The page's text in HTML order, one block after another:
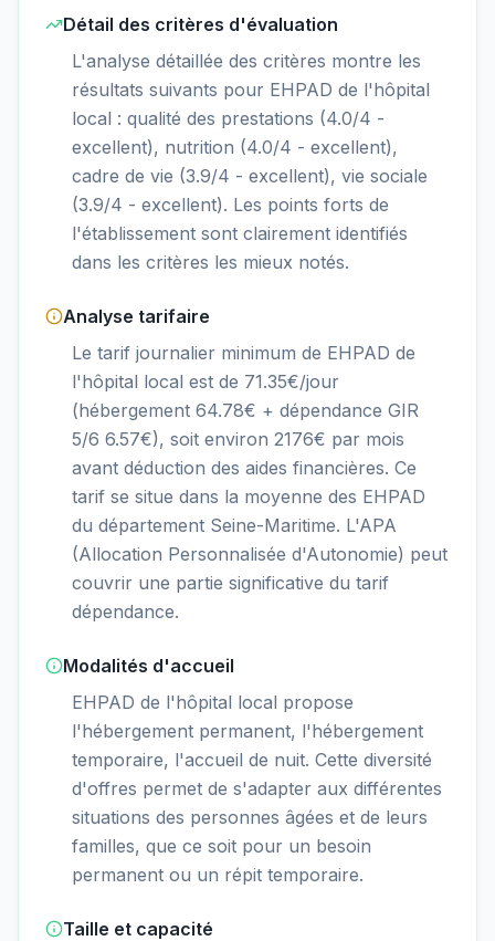
Détail des critères d'évaluation
L'analyse détaillée des critères montre les
résultats suivants pour EHPAD de l'hôpital
local : qualité des prestations (4.0/4 -
excellent), nutrition (4.0/4 - excellent),
cadre de vie (3.9/4 - excellent), vie sociale
(3.9/4 - excellent). Les points forts de
l'établissement sont clairement identifiés
dans les critères les mieux notés.
Analyse tarifaire
Le tarif journalier minimum de EHPAD de
l'hôpital local est de 71.35€/jour
(hébergement 64.78€ + dépendance GIR
5/6 6.57€), soit environ 2176€ par mois
avant déduction des aides financières. Ce
tarif se situe dans la moyenne des EHPAD
du département Seine-Maritime. L'APA
(Allocation Personnalisée d'Autonomie) peut
couvrir une partie significative du tarif
dépendance.
Modalités d'accueil
EHPAD de l'hôpital local propose
l'hébergement permanent, l'hébergement
temporaire, l'accueil de nuit. Cette diversité
d'offres permet de s'adapter aux différentes
situations des personnes âgées et de leurs
familles, que ce soit pour un besoin
permanent ou un répit temporaire.
Taille et capacité